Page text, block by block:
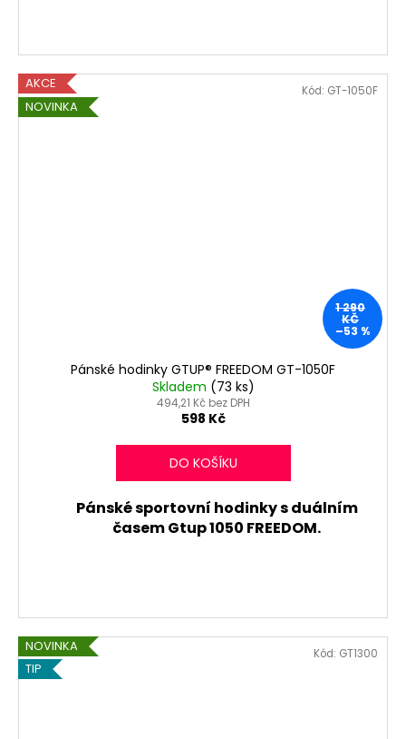
AKCE
NOVINKA
1 290
KČ
–53 %
Pánské hodinky GTUP® FREEDOM GT-1050F
Skladem (73 ks)
494,21 Kč bez DPH
598 Kč
DO KOŠÍKU
Pánské sportovní hodinky s duálním
časem Gtup 1050 FREEDOM.
Kód: GT-1050F
NOVINKA
TIP
Kód: GT1300